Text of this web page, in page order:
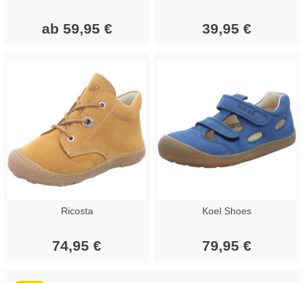
ab 59,95 € 39,95 €
Ricosta
74,95 €
Koel Shoes
79,95 €